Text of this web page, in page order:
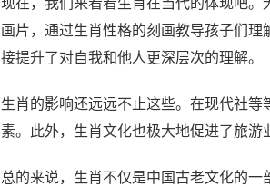
画片，通过生肖性格的刻画教导孩子们
接提升了对自我和他人更深层次的理解。
生肖的影响还远远不止这些。在现代社
素。此外，生肖文化也极大地促进了旅游
总的来说，生肖不仅是中国古老文化的